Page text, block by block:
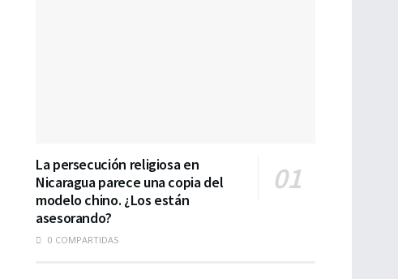
La persecución religiosa en
Nicaragua parece una copia del
modelo chino. ¿Los están
asesorando?
0 COMPARTIDAS